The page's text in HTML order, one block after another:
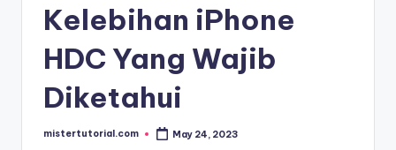
Kelebihan iPhone
HDC Yang Wajib
Diketahui
Posted
mistertutorial.com May 24, 2023